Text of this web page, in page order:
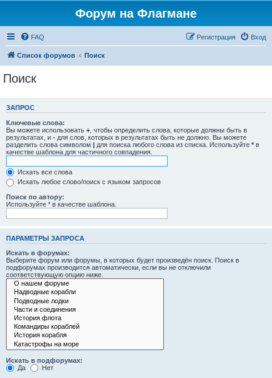
Форум на Флагмане
FAQ Вход
Регистрация
Список форумов Поиск
Поиск
ЗАПРОС
Ключевые слова:
Вы можете использовать + , чтобы определить слова, которые должны быть в
результатах, и - для слов, которых в результатах быть не должно. Вы можете
разделить слова символом | для поиска любого слова из списка. Используйте * в
качестве шаблона для частичного совпадения.
Искать все слова
Искать любое слово/поиск с языком запросов
Поиск по автору:
Используйте * в качестве шаблона.
ПАРАМЕТРЫ ЗАПРОСА
Искать в форумах:
Выберите форум или форумы, в которых будет произведён поиск. Поиск в
подфорумах производится автоматически, если вы не отключили
соответствующую опцию ниже.
Искать в подфорумах:
Да
Нет